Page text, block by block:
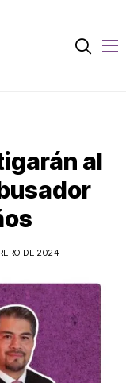
al
DE 2024